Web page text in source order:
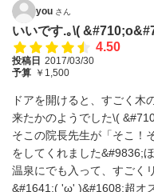
you さん
いいです.｡\(
4.50
投稿日 2017/03/30
予算 ￥1,500
ドアを開けると、すごく木
来たかのようでした\(
そこの院長先生が「そこ！
をしてくれました&#9836;
温泉にでも入って、すごく
&#1641;( 'ω' )&#1608;超オ